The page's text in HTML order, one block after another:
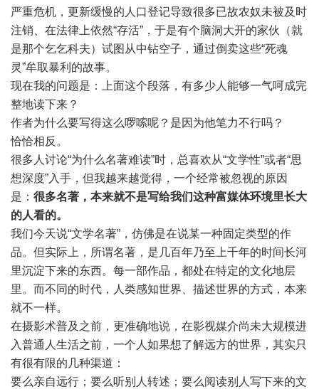
严重危机，更新缓慢的人口登记导致很多已故农奴未被及时
注销、在法律上依然“存活”，于是有个脑洞大开的家伙（就
是那个乞乞科夫）试图从中钻空子，通过倒卖这些“死魂
灵”牟取暴利的故事。
现在我的问题是：上面这个段落，有多少人能够一气呵成完
整地读下来？
作者为什么要写得这么啰嗦呢？是因为他笔力不行吗？
恰恰相反。
很多人讨论“为什么名著难读”时，总喜欢从“文学性”或者“思
想深度”入手，但我越来越觉得，一个经常被忽视的原因
是： 很多名著，本来就不是写给我们这种富媒体环境里长大
的人看的。
我们今天说“文学名著”，仿佛是在说某一种固定类型的作
品。但实际上，所谓名著，是几百年乃至上千年的时间长河
里沉淀下来的东西。每一部作品，都处在特定的文化地层
里。而不同的时代，人类感知世界、描述世界的方式，本来
就不一样。
在摄影术普及之前，更准确地说，在影视媒介尚未大规模进
入普通人生活之前，一个人如果想了解远方的世界，其实只
有很有限的几种渠道：
要么亲自远行；要么听别人转述；要么阅读别人写下来的文